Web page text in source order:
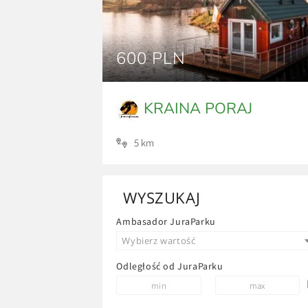
600 PLN
KRAINA PORAJ
5 km
WYSZUKAJ
Ambasador JuraParku
Wybierz wartość
Odległość od JuraParku